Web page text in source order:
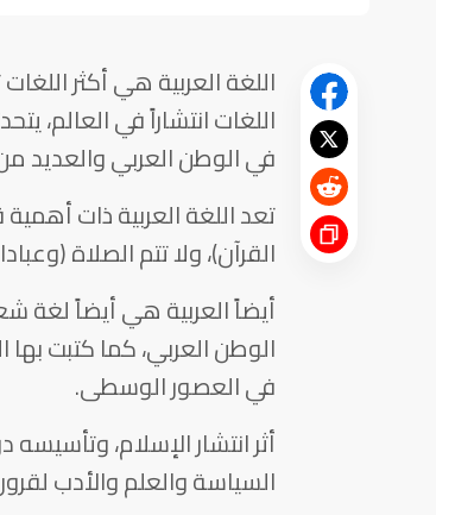
اللغة العربية هي أكثر
في الوطن العربي والعديد
تعد اللغة العربية ذات
القرآن)، ولا تتم الصلاة
أيضاً العربية هي أيضاً لغة
الوطن العربي، كما كتبت بها
في العصور الوسطى.
أثر انتشار الإسلام،
السياسة والعلم والأدب